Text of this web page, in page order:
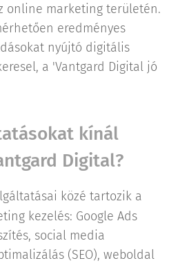
online marketing területén.
eredményes
nyújtó digitális
a 'Vantgard Digital jó
kínál
Digital?
közé tartozik a
kezelés: Google Ads
social media
(SEO), weboldal